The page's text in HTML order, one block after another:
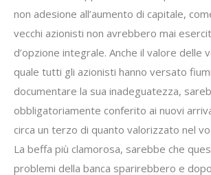
non adesione all’aumento di capitale,
vecchi azionisti non avrebbero mai
d’opzione integrale. Anche il valore delle
quale tutti gli azionisti hanno versato
documentare la sua inadeguatezza,
obbligatoriamente conferito ai nuovi
circa un terzo di quanto valorizzato nel
La beffa più clamorosa, sarebbe che
problemi della banca sparirebbero e